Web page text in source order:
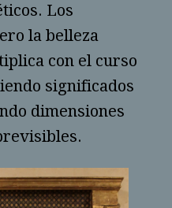
Los
la belleza
con el curso
significados
dimensiones